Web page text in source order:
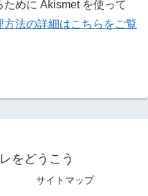
めに Akismet を使って
方法の詳細はこちらをご覧
をどうこう
サイトマップ